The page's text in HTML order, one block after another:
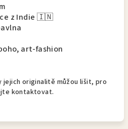
z Indie 🇮🇳
art-fashion
jejich originalitě můžou lišit, pro
kontaktovat.